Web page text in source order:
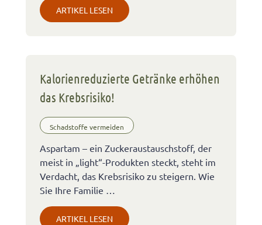
ARTIKEL LESEN
Kalorienreduzierte Getränke erhöhen
das Krebsrisiko!
Schadstoffe vermeiden
Aspartam – ein Zuckeraustauschstoff, der
meist in „light“-Produkten steckt, steht im
Verdacht, das Krebsrisiko zu steigern. Wie
Sie Ihre Familie …
ARTIKEL LESEN